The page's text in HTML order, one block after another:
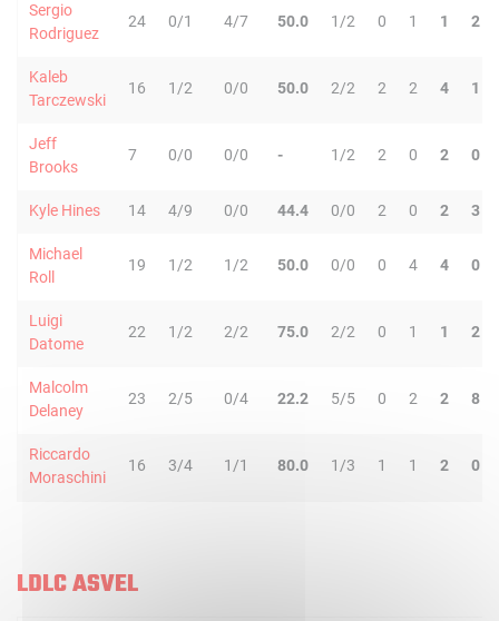
Sergio
Rodriguez
24 0/1 4/7 50.0 1/2 0 1 1 2
Kaleb
Tarczewski
16 1/2 0/0 50.0 2/2 2 2 4 1
Jeff
Brooks
7 0/0 0/0 - 1/2 2 0 2 0
Kyle Hines 14 4/9 0/0 44.4 0/0 2 0 2 3
Michael
Roll
19 1/2 1/2 50.0 0/0 0 4 4 0
Luigi
Datome
22 1/2 2/2 75.0 2/2 0 1 1 2
Malcolm
Delaney
23 2/5 0/4 22.2 5/5 0 2 2 8
Riccardo
Moraschini
16 3/4 1/1 80.0 1/3 1 1 2 0
LDLC ASVEL